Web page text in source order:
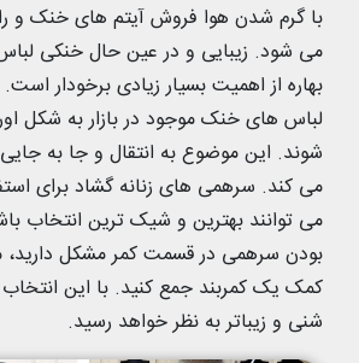
با گرم شدن هوا فروش آیتم های خنک و
می شود. زیبایی و در عین حال خنکی
بهاره از اهمیت بسیار زیادی برخودار است.
لباس های خنک موجود در بازار به شکل
شوند. این موضوع به انتقال و جا به
می کند. سرهمی های زنانه گشاد برای
می توانند بهترین و شیک ترین انتخاب
بودن سرهمی در قسمت کمر مشکل دارید،
کمک یک کمربند جمع کنید. با این
شنی و زیباتر به نظر خواهد رسید.